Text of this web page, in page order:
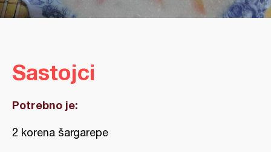
Sastojci
Potrebno je:
2 korena šargarepe